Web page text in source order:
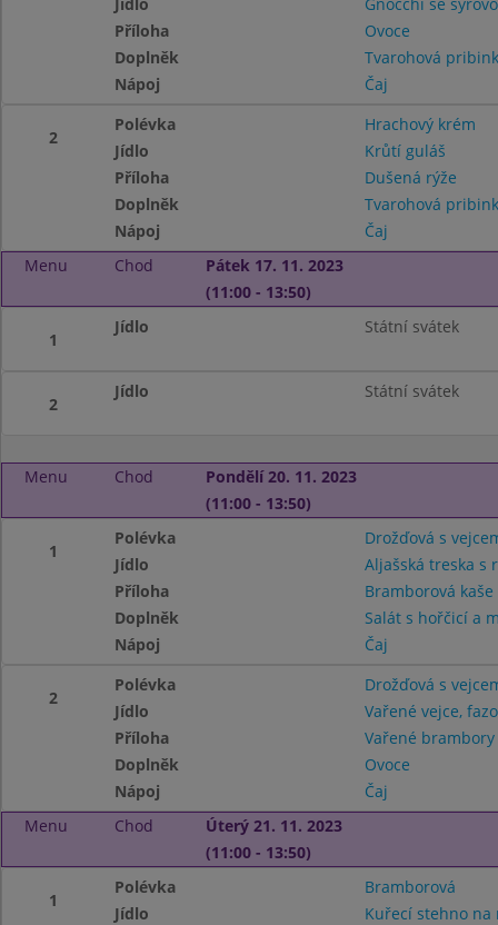
Příloha
Ovoce
Doplněk
Tvarohová
Nápoj
Čaj
2
Polévka
Hrachový krém
Jídlo
Krůtí guláš
Příloha
Dušená rýže
Doplněk
Tvarohová
Nápoj
Čaj
Menu
Chod
Pátek 17. 11. 2023
(11:00 - 13:50)
1
Jídlo Státní svátek
2
Jídlo Státní svátek
Menu Chod
Pondělí 20. 11. 2023
(11:00 - 13:50)
1
Polévka
Drožďová s
Jídlo
Aljašská treska s
Příloha
Bramborová
Doplněk
Salát s hořčicí a
Nápoj
Čaj
2
Polévka
Drožďová s
Jídlo
Vařené vejce,
Příloha
Vařené
Doplněk
Ovoce
Nápoj
Čaj
Menu
Chod
Úterý 21. 11. 2023
(11:00 - 13:50)
1
Polévka
Bramborová
Jídlo
Kuřecí stehno na